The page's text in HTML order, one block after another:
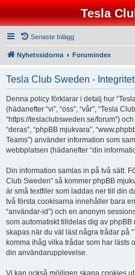
Tesla
Senaste Inlägg
Nyhetssidorna Forumindex
Tesla Club Sweden -
Denna policy förklarar i detalj hur
(hädanefter “vi”, “oss”, “vår”, “Tesla
“https://teslaclubsweden.se/forum”)
“deras”, “phpBB mjukvara”,
Teams”) använder information som
webbplatsen (hädanefter “din
Din information samlas in på två sätt.
Club Sweden” så kommer phpBB
är små textfiler som laddas ner till din
två första cookisarna innehåller bara
“användar-id”) och en anonym
som automatiskt tilldelas dig av
skapas när du väl läst några trådar på
komma ihåg vilka trådar som har lästs
din användarupplevelse.
Vi kan också möjligen skapa cookies